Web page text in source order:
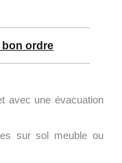
bon ordre
avec une évacuation
sur sol meuble ou